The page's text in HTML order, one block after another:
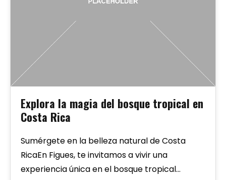
Explora la magia del bosque tropical en
Costa Rica
Sumérgete en la belleza natural de Costa
RicaEn Figues, te invitamos a vivir una
experiencia única en el bosque tropical…